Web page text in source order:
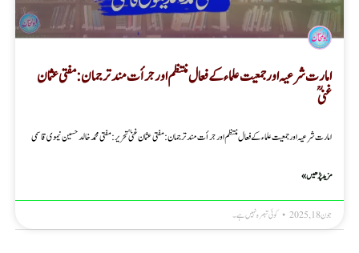
امارت شرعیہ اور جمعیت علماء کے فعال منتظم اور جرأت مند ترجمان : مفتی عثمان
غنی ؒ
امارت شرعیہ اور جمعیت علماء کے فعال منتظم اور جرأت مند ترجمان : مفتی عثمان غنی ؒ تحریر : مفتی محمد خالد حسین نیموی قاسمی
مزید پڑھیں »
جون 18, 2025 کوئی تبصرہ نہیں ہے۔